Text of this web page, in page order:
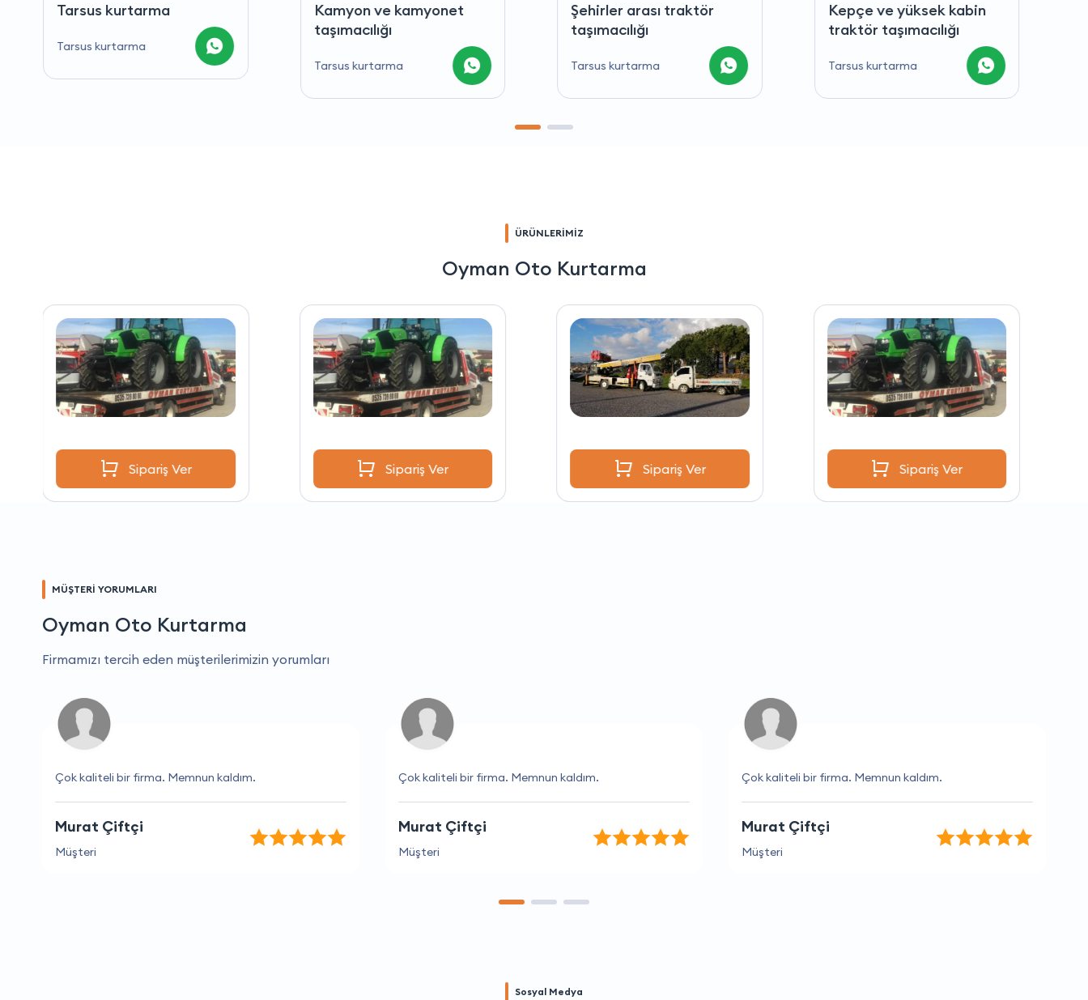
Kamyon ve kamyonet
Şehirler arası traktör
taşımacılığı
Tarsus kurtarma
Kepçe ve yüksek kabin
traktör taşımacılığı
Tarsus kurtarma
Hurda araç taşımacılığı
ÜRÜNLERİMİZ
Oyman Oto Kurtarma
Sipariş Ver Sipariş Ver Sipariş Ver Sipariş Ver
MÜŞTERİ YORUMLARI
Oyman Oto Kurtarma
Firmamızı tercih eden müşterilerimizin yorumları
Çok kaliteli bir firma. Memnun kaldım.
Murat Çiftçi
Müşteri
Çok kaliteli bir firma. Memnun kaldım.
Murat Çiftçi
Müşteri
Çok kaliteli bir firma. Memnun kaldım.
Murat Çiftçi
Müşteri
Sosyal Medya